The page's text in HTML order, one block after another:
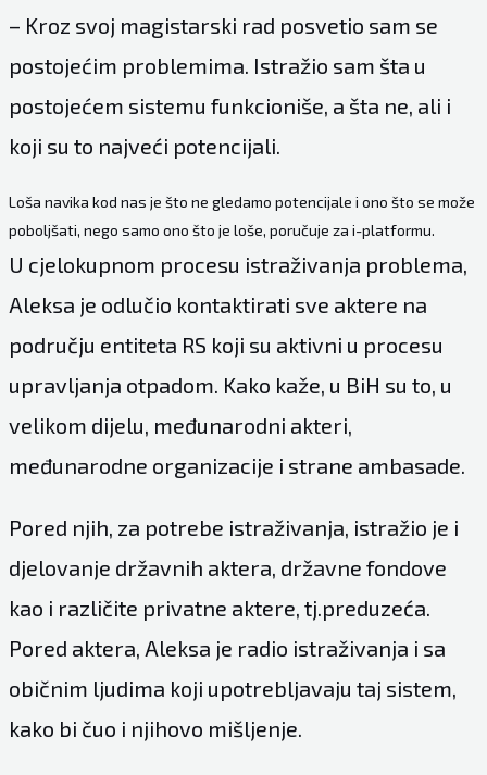
– Kroz svoj magistarski rad posvetio sam se
postojećim problemima. Istražio sam šta u
postojećem sistemu funkcioniše, a šta ne, ali i
koji su to najveći potencijali.
Loša navika kod nas je što ne gledamo potencijale i ono što se može
poboljšati, nego samo ono što je loše, poručuje za i-platformu.
U cjelokupnom procesu istraživanja problema,
Aleksa je odlučio kontaktirati sve aktere na
području entiteta RS koji su aktivni u procesu
upravljanja otpadom. Kako kaže, u BiH su to, u
velikom dijelu, međunarodni akteri,
međunarodne organizacije i strane ambasade.
Pored njih, za potrebe istraživanja, istražio je i
djelovanje državnih aktera, državne fondove
kao i različite privatne aktere, tj.preduzeća.
Pored aktera, Aleksa je radio istraživanja i sa
običnim ljudima koji upotrebljavaju taj sistem,
kako bi čuo i njihovo mišljenje.